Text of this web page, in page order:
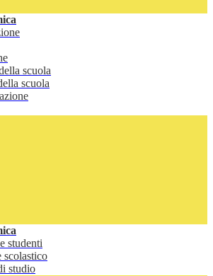
scuola
scuola
studenti
scolastico
studio